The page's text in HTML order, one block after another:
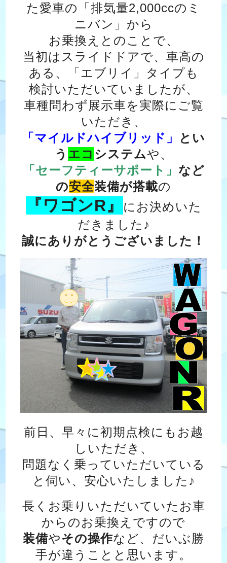
た愛車の「排気量2,000ccのミ
ニバン」から
お乗換えとのことで、
当初はスライドドアで、車高の
ある、「エブリイ」タイプも
検討いただいていましたが、
車種問わず展示車を実際にご覧
いただき、
「マイルドハイブリッド」
とい
う エコ システムや、
「セーフティーサポート」 など
の安全装備が搭載の
『ワゴンR』
にお決めいた
だきました♪
誠にありがとうございました！
前日、早々に初期点検にもお越
しいただき、
問題なく乗っていただいている
と伺い、安心いたしました♪
長くお乗りいただいていたお車
からのお乗換えですので
装備やその操作など、だいぶ勝
手が違うことと思います。